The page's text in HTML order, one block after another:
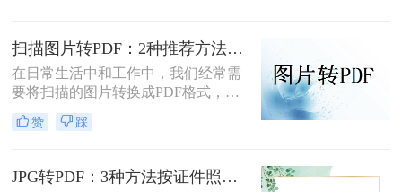
扫描图片转PDF：2种推荐方法的清晰度调优和文件压缩！
在日常生活中和工作中，我们经常需
要将扫描的图片转换成PDF格式，以
便于文档的管理、共享和打印。那么
扫描图片怎么转换成pdf呢？本文将介
方法。
赞 踩
JPG转PDF：3种方法按证件照、截图和风景照分别推荐！